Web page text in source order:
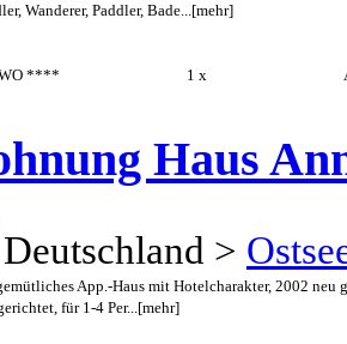
Wanderer, Paddler, Bade...[mehr]
**** 1 x
Haus
Deutschland >
App.-Haus mit Hotelcharakter, 2002 neu
für 1-4 Per... [mehr]